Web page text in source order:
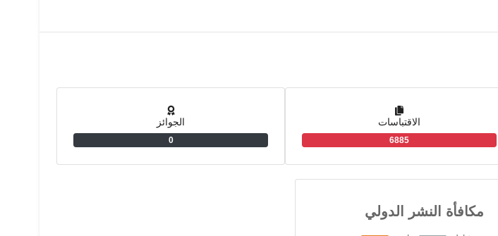
الاقتباسات
6885
الجوائز
0